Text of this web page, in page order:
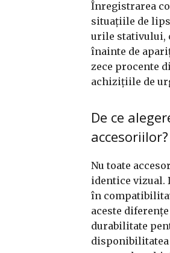
Înregistrarea
situațiile de
urile stativului,
înainte de
zece procente
achizițiile de
De ce
accesoriilor?
Nu toate
identice vizual.
în
aceste
durabilitate
disponibilitatea